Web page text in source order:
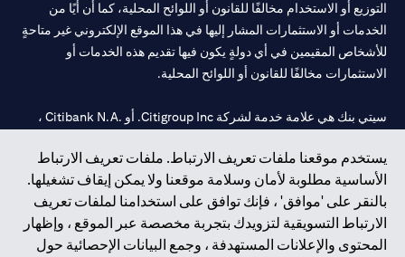
يستخدم موقعنا ملفات تعريف الارتباط. ملفات تعريف الارتباط
الأساسية مطلوبة لأمان وسلامة موقعنا ولا يمكن إيقاف تشغيلها.
بالنقر على 'موافق' ، فإنك توافق على استخدامنا لملفات تعريف
الارتباط التسويقية لتزويدك بتجربة مخصصة عبر الموقع ، وإظهار
المحتوى والإعلانات المستهدفة ، وجمع البيانات الإحصائية حول
التوزيع أو الاستخدام مخالفًا للقانون أو اللوائح المحلية، كما أن أيًا من
الخدمات أو الاستثمارات المشار إليها في هذا الموقع الإلكتروني غير متاحةٍ
للأشخاص المقيمين في أي دولةٍ يكون فيها تقديم هذه الخدمات أو
الاستثمارات مخالفًا للقانون أو اللوائح المحلية.
سيتي بنك هي علامة خدمة لشركة Citigroup Inc. أو .Citibank N.A ،
سيتي بنك إن. إيه. الإمارات مسجل لدى مصرف الإمارات المركزي تحت
أرقام التراخيص 202563 لفرع الوصل في دبي، 531989 لفرع مول
الإمارات في دبي، و CN-1002019 لفرع أبوظبي. هاتف: 4000 311 04.
فرع سيتي بنك إن إيه - الإمارات العربية المتحدة مرخص من مصرف